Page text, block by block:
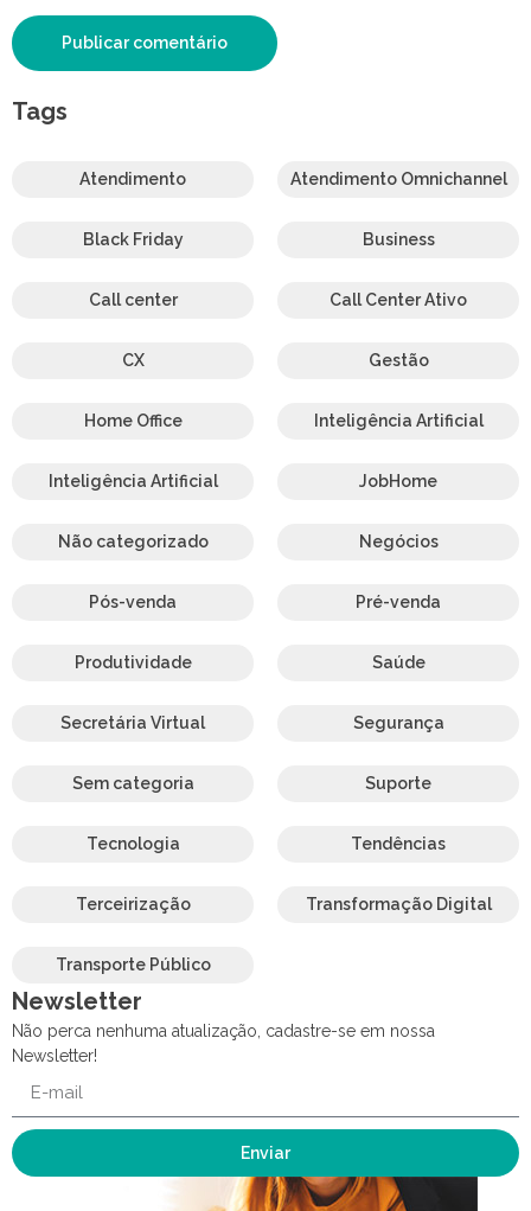
Tags
Atendimento Atendimento Omnichannel
Black Friday Business
Call center Call Center Ativo
CX Gestão
Home Office Inteligência Artificial
Inteligência Artificial JobHome
Não categorizado Negócios
Pós-venda Pré-venda
Produtividade Saúde
Secretária Virtual Segurança
Sem categoria Suporte
Tecnologia Tendências
Terceirização Transformação Digital
Transporte Público
Newsletter
Não perca nenhuma atualização, cadastre-se em nossa
Newsletter!
Enviar